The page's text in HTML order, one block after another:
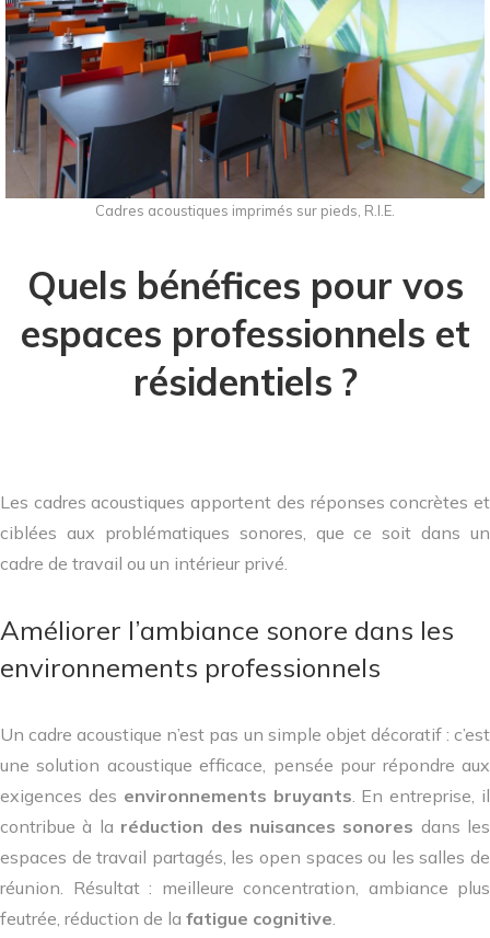
Cadres acoustiques imprimés sur pieds, R.I.E.
Quels bénéfices pour vos
espaces professionnels et
résidentiels ?
Les cadres acoustiques apportent des réponses concrètes et
ciblées aux problématiques sonores, que ce soit dans un
cadre de travail ou un intérieur privé.
Améliorer l’ambiance sonore dans les
environnements professionnels
Un cadre acoustique n’est pas un simple objet décoratif : c’est
une solution acoustique efficace, pensée pour répondre aux
exigences des environnements bruyants. En entreprise, il
contribue à la réduction des nuisances sonores dans les
espaces de travail partagés, les open spaces ou les salles de
réunion. Résultat : meilleure concentration, ambiance plus
feutrée, réduction de la fatigue cognitive.